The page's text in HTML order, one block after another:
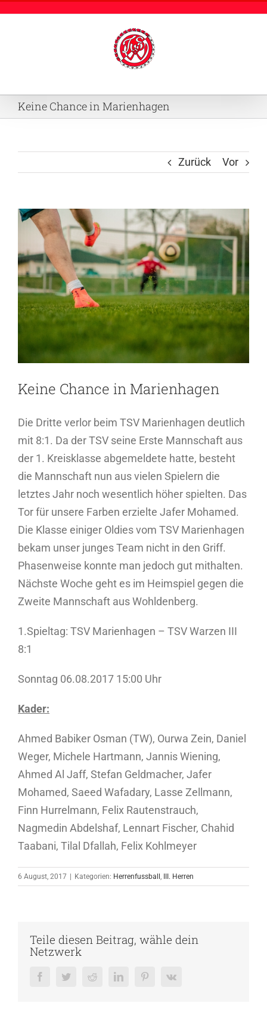
Keine Chance in Marienhagen
Zurück Vor
Zeige
grösseres
Bild
Keine Chance in Marienhagen
Die Dritte verlor beim TSV Marienhagen deutlich
mit 8:1. Da der TSV seine Erste Mannschaft aus
der 1. Kreisklasse abgemeldete hatte, besteht
die Mannschaft nun aus vielen Spielern die
letztes Jahr noch wesentlich höher spielten. Das
Tor für unsere Farben erzielte Jafer Mohamed.
Die Klasse einiger Oldies vom TSV Marienhagen
bekam unser junges Team nicht in den Griff.
Phasenweise konnte man jedoch gut mithalten.
Nächste Woche geht es im Heimspiel gegen die
Zweite Mannschaft aus Wohldenberg.
1.Spieltag: TSV Marienhagen – TSV Warzen III
8:1
Sonntag 06.08.2017 15:00 Uhr
Kader:
Ahmed Babiker Osman (TW), Ourwa Zein, Daniel
Weger, Michele Hartmann, Jannis Wiening,
Ahmed Al Jaff, Stefan Geldmacher, Jafer
Mohamed, Saeed Wafadary, Lasse Zellmann,
Finn Hurrelmann, Felix Rautenstrauch,
Nagmedin Abdelshaf, Lennart Fischer, Chahid
Taabani, Tilal Dfallah, Felix Kohlmeyer
6 August, 2017 | Kategorien: Herrenfussball III. Herren
Teile diesen Beitrag, wähle dein
Netzwerk
FacebookTwitterRedditLinkedInPinterestVk